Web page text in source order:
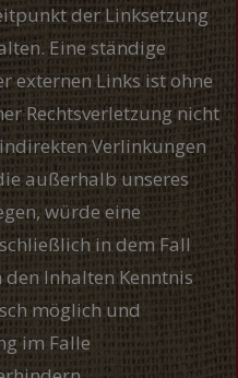
der Linksetzung
Eine ständige
externen Links ist ohne
Rechtsverletzung nicht
Verlinkungen
außerhalb unseres
würde eine
in dem Fall
Inhalten Kenntnis
möglich und
im Falle